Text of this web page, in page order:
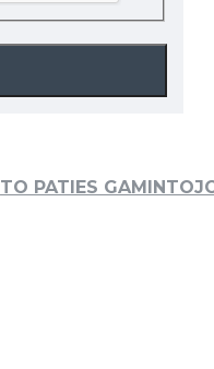
TO PATIES